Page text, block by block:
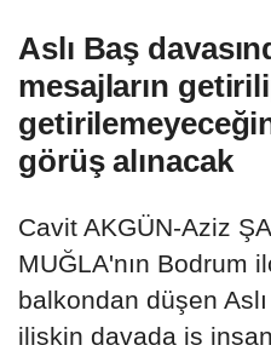
Aslı Baş
mesajların
görüş alınacak
Cavit AKGÜN-Aziz
MUĞLA'nın Bodrum
balkondan düşen
ilişkin davada iş